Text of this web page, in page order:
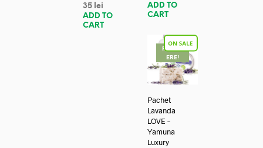
35 lei
ADD TO
CART
ADD TO
CART
REDUC
ERE!
Pachet
Lavanda
LOVE –
Yamuna
Luxury